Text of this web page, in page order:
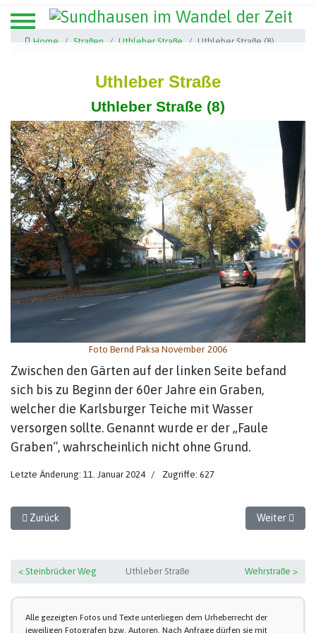
Home Straßen Uthleber Straße Uthleber Straße (8)
Uthleber Straße
Uthleber Straße (8)
Foto Bernd Paksa November 2006
Zwischen den Gärten auf der linken Seite befand
sich bis zu Beginn der 60er Jahre ein Graben,
welcher die Karlsburger Teiche mit Wasser
versorgen sollte. Genannt wurde er der „Faule
Graben“, wahrscheinlich nicht ohne Grund.
Letzte Änderung: 11. Januar 2024 Zugriffe: 627
Vorheriger Beitrag: Scheune Uthleber Straße
Zurück Nächster
Weiter
< Steinbrücker Weg Uthleber Straße Wehrstraße >
Alle gezeigten Fotos und Texte unterliegen dem Urheberrecht der
jeweiligen Fotografen bzw. Autoren. Nach Anfrage dürfen sie mit